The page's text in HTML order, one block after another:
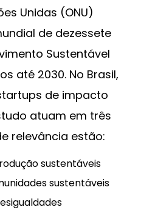
Unidas (ONU)
de dezessete
Sustentável
até 2030. No Brasil,
de impacto
atuam em três
relevância estão:
sustentáveis
sustentáveis